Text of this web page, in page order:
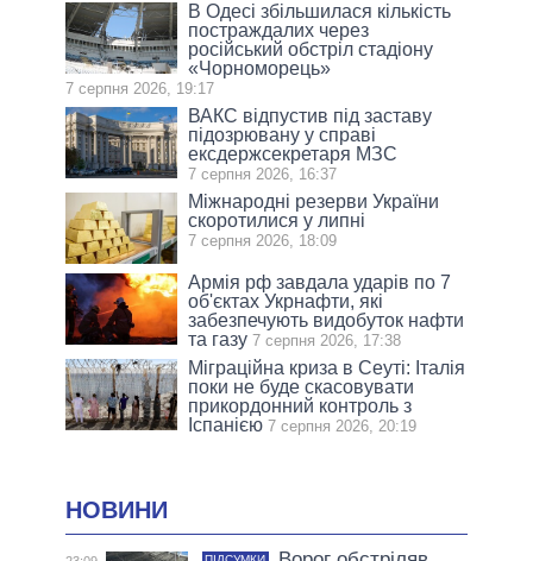
В Одесі збільшилася кількість
постраждалих через
російський обстріл стадіону
«Чорноморець»
7 серпня 2026, 19:17
ВАКС відпустив під заставу
підозрювану у справі
ексдержсекретаря МЗС
7 серпня 2026, 16:37
Міжнародні резерви України
скоротилися у липні
7 серпня 2026, 18:09
Армія рф завдала ударів по 7
об'єктах Укрнафти, які
забезпечують видобуток нафти
та газу 7 серпня 2026, 17:38
Міграційна криза в Сеуті: Італія
поки не буде скасовувати
прикордонний контроль з
Іспанією 7 серпня 2026, 20:19
НОВИНИ